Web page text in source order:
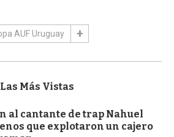
AUF Uruguay
Las Más Vistas
al cantante de trap Nahuel
que explotaron un cajero